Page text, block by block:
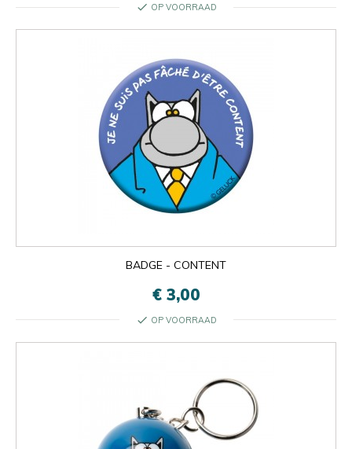
check OP VOORRAAD
BADGE - CONTENT
€ 3,00
check OP VOORRAAD